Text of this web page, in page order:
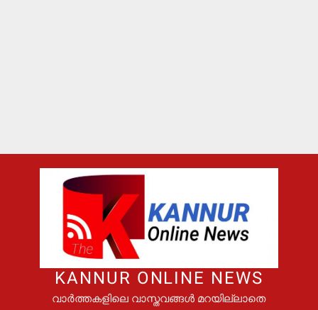
KANNUR ONLINE NEWS
വാർത്തകളിലെ വാസ്തവങ്ങൾ മറയില്ലാതെ